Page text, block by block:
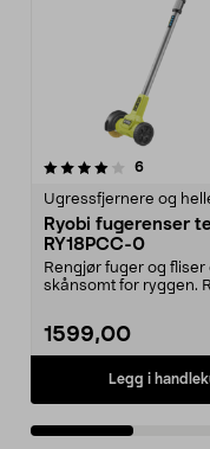
6
Ugressfjernere og
Ryobi fugerenser
RY18PCC-0
Rengjør fuger og fliser
skånsomt for ryggen.
1599,00
Legg i
4.5 av 5 stjerner